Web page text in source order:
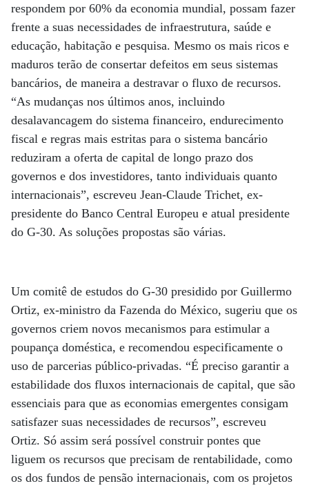
respondem por 60% da economia mundial, possam fazer
frente a suas necessidades de infraestrutura, saúde e
educação, habitação e pesquisa. Mesmo os mais ricos e
maduros terão de consertar defeitos em seus sistemas
bancários, de maneira a destravar o fluxo de recursos.
“As mudanças nos últimos anos, incluindo
desalavancagem do sistema financeiro, endurecimento
fiscal e regras mais estritas para o sistema bancário
reduziram a oferta de capital de longo prazo dos
governos e dos investidores, tanto individuais quanto
internacionais”, escreveu Jean-Claude Trichet, ex-
presidente do Banco Central Europeu e atual presidente
do G-30. As soluções propostas são várias.
Um comitê de estudos do G-30 presidido por Guillermo
Ortiz, ex-ministro da Fazenda do México, sugeriu que os
governos criem novos mecanismos para estimular a
poupança doméstica, e recomendou especificamente o
uso de parcerias público-privadas. “É preciso garantir a
estabilidade dos fluxos internacionais de capital, que são
essenciais para que as economias emergentes consigam
satisfazer suas necessidades de recursos”, escreveu
Ortiz. Só assim será possível construir pontes que
liguem os recursos que precisam de rentabilidade, como
os dos fundos de pensão internacionais, com os projetos